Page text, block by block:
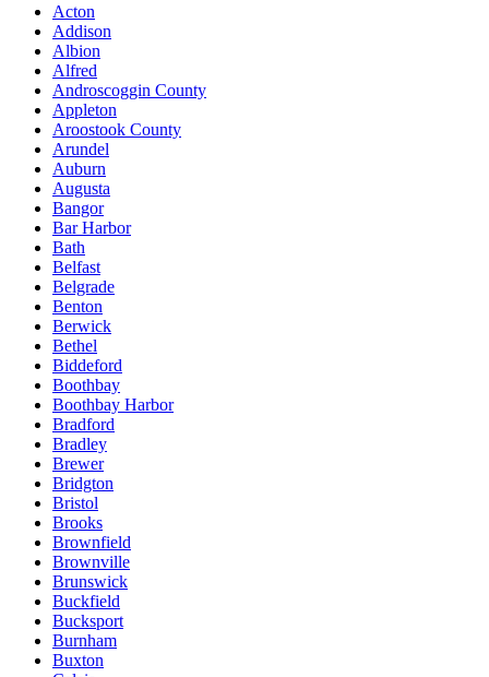
Acton
Addison
Albion
Alfred
Androscoggin County
Appleton
Aroostook County
Arundel
Auburn
Augusta
Bangor
Bar Harbor
Bath
Belfast
Belgrade
Benton
Berwick
Bethel
Biddeford
Boothbay
Boothbay Harbor
Bradford
Bradley
Brewer
Bridgton
Bristol
Brooks
Brownfield
Brownville
Brunswick
Buckfield
Bucksport
Burnham
Buxton